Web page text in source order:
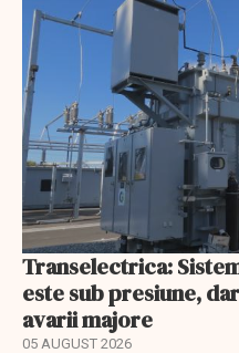
Transelectrica:
este sub presiune,
avarii majore
05 AUGUST 2026